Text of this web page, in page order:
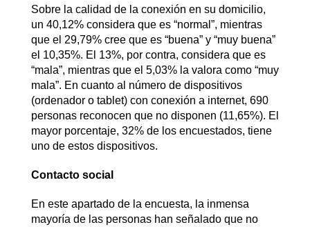
Sobre la calidad de la conexión en su domicilio,
un 40,12% considera que es “normal”, mientras
que el 29,79% cree que es “buena” y “muy buena”
el 10,35%. El 13%, por contra, considera que es
“mala”, mientras que el 5,03% la valora como “muy
mala”. En cuanto al número de dispositivos
(ordenador o tablet) con conexión a internet, 690
personas reconocen que no disponen (11,65%). El
mayor porcentaje, 32% de los encuestados, tiene
uno de estos dispositivos.
Contacto social
En este apartado de la encuesta, la inmensa
mayoría de las personas han señalado que no